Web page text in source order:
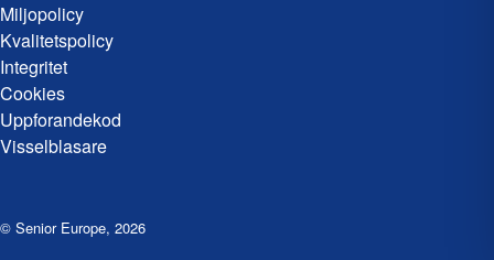
Miljopolicy
Kvalitetspolicy
Integritet
Cookies
Uppforandekod
Visselblasare
© Senior Europe, 2026